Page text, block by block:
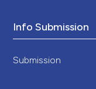
Info Submission
Submission